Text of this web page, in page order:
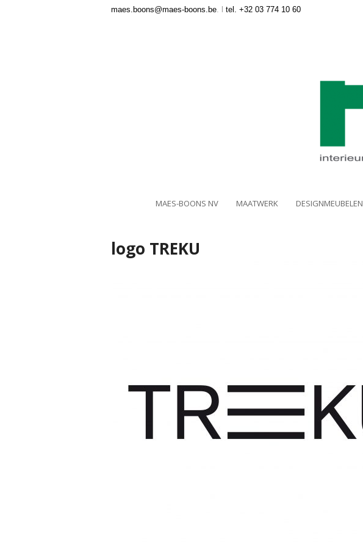
maes.boons@maes-boons.be. l tel. +32 03 774 10 60
MAES-BOONS NV MAATWERK DESIGNMEUBELEN
logo TREKU